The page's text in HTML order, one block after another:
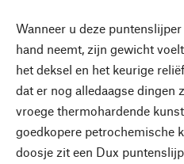
Wanneer u deze
hand neemt, zijn gewicht
het deksel en het keurige
dat er nog alledaagse dingen
vroege thermohardende
goedkopere petrochemische
doosje zit een Dux